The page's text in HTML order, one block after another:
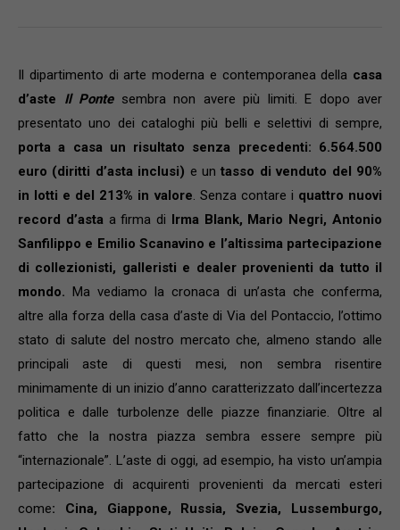
Il dipartimento di arte moderna e contemporanea della casa
d’aste Il Pontesembra non avere più limiti. E dopo aver
presentato uno dei cataloghi più belli e selettivi di sempre,
porta a casa un risultato senza precedenti: 6.564.500
euro (diritti d’asta inclusi) e untasso di venduto del 90%
in lotti e del 213% in valore. Senza contare i quattro nuovi
record d’astaa firma di Irma Blank, Mario Negri, Antonio
Sanfilippo e Emilio Scanavino e l’altissima partecipazione
di collezionisti, galleristi e dealer provenienti da tutto il
mondo. Ma vediamo la cronaca di un’asta che conferma,
altre alla forza della casa d’aste di Via del Pontaccio, l’ottimo
stato di salute del nostro mercato che, almeno stando alle
principali aste di questi mesi, non sembra risentire
minimamente di un inizio d’anno caratterizzato dall’incertezza
politica e dalle turbolenze delle piazze finanziarie. Oltre al
fatto che la nostra piazza sembra essere sempre più
“internazionale”. L’aste di oggi, ad esempio, ha visto un’ampia
partecipazione di acquirenti provenienti da mercati esteri
come: Cina, Giappone, Russia, Svezia, Lussemburgo,